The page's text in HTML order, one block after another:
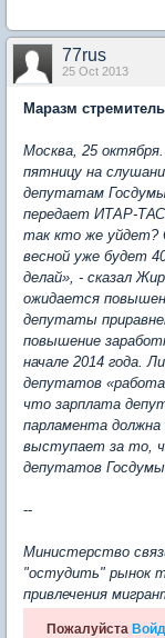
77rus
25 Oct 2013
Маразм
Москва, 25
пятницу на
депутатам
передает ИТАР-
так кто же уйдет?
весной уже будет
делай», - сказал
ожидается
депутаты
повышение
начале 2014 года.
депутатов
что зарплата
парламента
выступает за то,
депутатов
--
Министерство
"остудить" рынок
привлечения
Пожалуйста